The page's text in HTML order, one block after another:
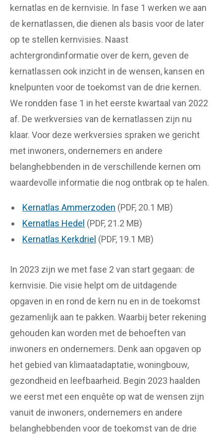
kernatlas en de kernvisie. In fase 1 werken we aan
de kernatlassen, die dienen als basis voor de later
op te stellen kernvisies. Naast
achtergrondinformatie over de kern, geven de
kernatlassen ook inzicht in de wensen, kansen en
knelpunten voor de toekomst van de drie kernen.
We rondden fase 1 in het eerste kwartaal van 2022
af. De werkversies van de kernatlassen zijn nu
klaar. Voor deze werkversies spraken we gericht
met inwoners, ondernemers en andere
belanghebbenden in de verschillende kernen om
waardevolle informatie die nog ontbrak op te halen.
Kernatlas Ammerzoden (PDF, 20.1 MB)
Kernatlas Hedel (PDF, 21.2 MB)
Kernatlas Kerkdriel (PDF, 19.1 MB)
In 2023 zijn we met fase 2 van start gegaan: de
kernvisie. Die visie helpt om de uitdagende
opgaven in en rond de kern nu en in de toekomst
gezamenlijk aan te pakken. Waarbij beter rekening
gehouden kan worden met de behoeften van
inwoners en ondernemers. Denk aan opgaven op
het gebied van klimaatadaptatie, woningbouw,
gezondheid en leefbaarheid. Begin 2023 haalden
we eerst met een enquête op wat de wensen zijn
vanuit de inwoners, ondernemers en andere
belanghebbenden voor de toekomst van de drie